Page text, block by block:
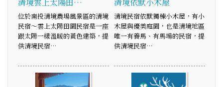
位於南投清境農場風景區的清境
民宿～雲上太陽田園民宿是一座
跟太陽一樣溫暖的黃色建築，提
供清境民宿…
清境民宿依默獨棟小木屋，有小
木屋與優美庭園，也是清境地區
唯一有養馬、有馬場的民宿，提
供清境民宿…